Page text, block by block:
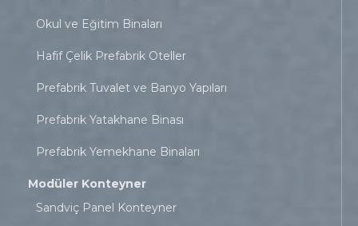
Okul ve Eğitim Binaları
Hafif Çelik Prefabrik Oteller
Prefabrik Tuvalet ve Banyo Yapıları
Prefabrik Yatakhane Binası
Prefabrik Yemekhane Binaları
Modüler Konteyner
Sandviç Panel Konteyner